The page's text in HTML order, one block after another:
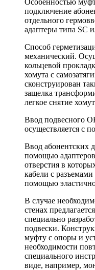
подключение
отдельного
адаптеры типа SC
Способ
механический.
кольцевой
хомута с
сконструирован
защелка
легкое снятие
Ввод подвесного
осуществляется с
Ввод абонентских
помощью
отверстия в
кабели с разъемами
помощью
В случае
стенах
специально
подвески.
муфту с опоры и
необходимости
специального
виде, например,